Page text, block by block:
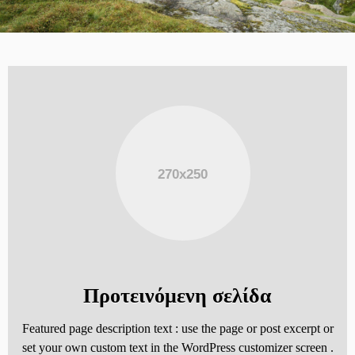
Προτεινόμενη σελίδα
Featured page description text : use the page or post excerpt or
set your own custom text in the WordPress customizer screen .